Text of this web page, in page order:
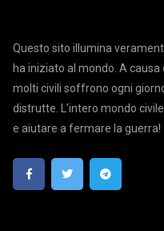
Questo sito illumina
ha iniziato al mondo. A
molti civili soffrono ogni
distrutte. L'intero mondo
e aiutare a fermare la guerra!